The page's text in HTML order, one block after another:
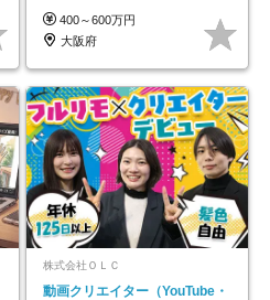
400～600万円
大阪府
株式会社ＯＬＣ
動画クリエイター（YouTube・